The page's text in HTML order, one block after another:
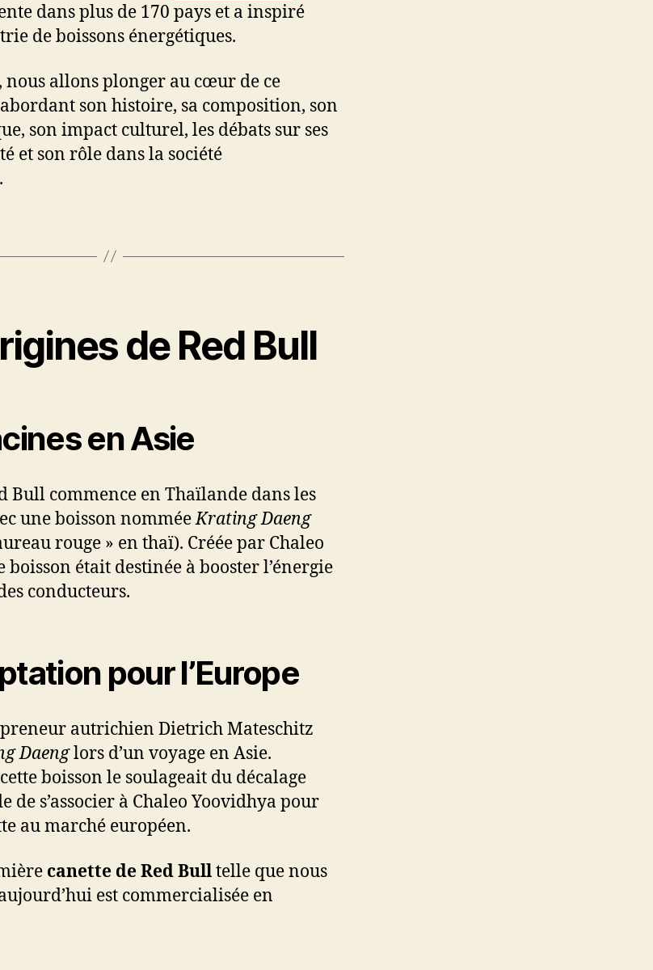
dans plus de 170 pays et a inspiré
de boissons énergétiques.
nous allons plonger au cœur de ce
son histoire, sa composition, son
son impact culturel, les débats sur ses
et son rôle dans la société
de Red Bull
en Asie
Bull commence en Thaïlande dans les
une boisson nomméeKrating Daeng
rouge » en thaï). Créée par Chaleo
boisson était destinée à booster l’énergie
conducteurs.
pour l’Europe
autrichien Dietrich Mateschitz
Daenglors d’un voyage en Asie.
boisson le soulageait du décalage
de s’associer à Chaleo Yoovidhya pour
au marché européen.
canette de Red Bulltelle que nous
est commercialisée en